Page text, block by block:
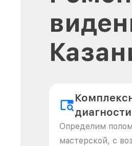
Определим
мастерской, с